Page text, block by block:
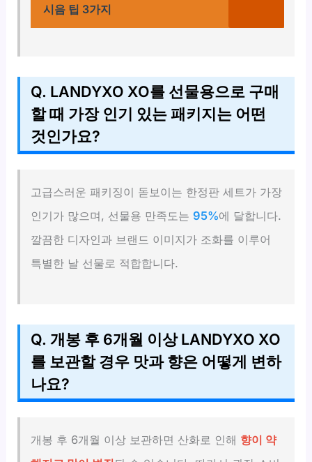
시음 팁 3가지
Q. LANDYXO XO를 선물용으로 구매
할 때 가장 인기 있는 패키지는 어떤
것인가요?
고급스러운 패키징이 돋보이는 한정판 세트가 가장
인기가 많으며, 선물용 만족도는95%에 달합니다.
깔끔한 디자인과 브랜드 이미지가 조화를 이루어
특별한 날 선물로 적합합니다.
Q. 개봉 후 6개월 이상 LANDYXO XO
를 보관할 경우 맛과 향은 어떻게 변하
나요?
개봉 후 6개월 이상 보관하면 산화로 인해 향이 약